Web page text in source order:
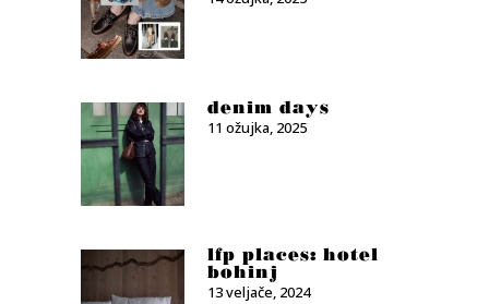
denim days
11 ožujka, 2025
lfp places: hotel
bohinj
13 veljače, 2024